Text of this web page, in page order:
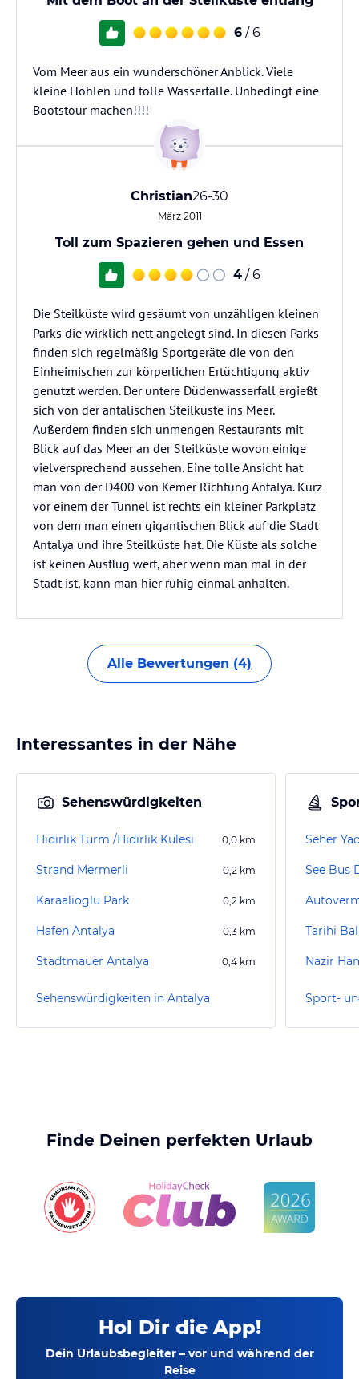
6 / 6
Vom Meer aus ein wunderschöner Anblick. Viele
kleine Höhlen und tolle Wasserfälle. Unbedingt eine
Bootstour machen!!!!
Christian26-30
März 2011
Toll zum Spazieren gehen und Essen
4 / 6
Die Steilküste wird gesäumt von unzähligen kleinen
Parks die wirklich nett angelegt sind. In diesen Parks
finden sich regelmäßig Sportgeräte die von den
Einheimischen zur körperlichen Ertüchtigung aktiv
genutzt werden. Der untere Düdenwasserfall ergießt
sich von der antalischen Steilküste ins Meer.
Außerdem finden sich unmengen Restaurants mit
Blick auf das Meer an der Steilküste wovon einige
vielversprechend aussehen. Eine tolle Ansicht hat
man von der D400 von Kemer Richtung Antalya. Kurz
vor einem der Tunnel ist rechts ein kleiner Parkplatz
von dem man einen gigantischen Blick auf die Stadt
Antalya und ihre Steilküste hat. Die Küste als solche
ist keinen Ausflug wert, aber wenn man mal in der
Stadt ist, kann man hier ruhig einmal anhalten.
Alle Bewertungen (4)
Interessantes in der Nähe
Sehenswürdigkeiten
Hidirlik Turm /Hidirlik Kulesi 0,0 km
Strand Mermerli 0,2 km
Karaalioglu Park 0,2 km
Hafen Antalya 0,3 km
Stadtmauer Antalya 0,4 km
Sehenswürdigkeiten in Antalya
Seher
See Bus
Tarihi
Nazir
Sport-
Finde Deinen perfekten Urlaub
Hol Dir die App!
Dein Urlaubsbegleiter – vor und während der
Reise